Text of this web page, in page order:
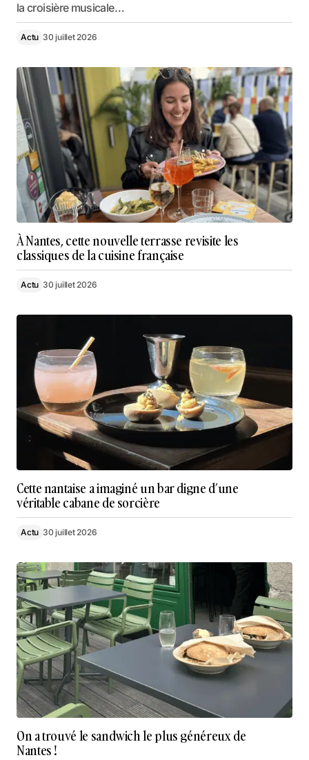
la croisière musicale…
Actu 30 juillet 2026
À Nantes, cette nouvelle terrasse revisite les
classiques de la cuisine française
Actu 30 juillet 2026
Cette nantaise a imaginé un bar digne d’une
véritable cabane de sorcière
Actu 30 juillet 2026
On a trouvé le sandwich le plus généreux de
Nantes !